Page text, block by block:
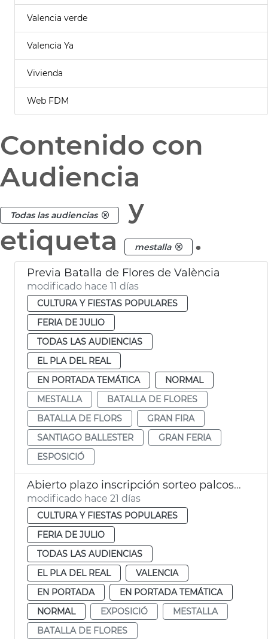
Valencia verde
Valencia Ya
Vivienda
Web FDM
Contenido con
Audiencia
Todas las audiencias
y
etiqueta
mestalla .
Previa Batalla de Flores de València
modificado hace 11 días
CULTURA Y FIESTAS POPULARES
FERIA DE JULIO
TODAS LAS AUDIENCIAS
EL PLA DEL REAL
EN PORTADA TEMÁTICA
NORMAL
MESTALLA
BATALLA DE FLORES
BATALLA DE FLORS
GRAN FIRA
SANTIAGO BALLESTER
GRAN FERIA
ESPOSICIÓ
Abierto plazo inscripción sorteo palcos Batalla de Flores València
modificado hace 21 días
CULTURA Y FIESTAS POPULARES
FERIA DE JULIO
TODAS LAS AUDIENCIAS
EL PLA DEL REAL
VALENCIA
EN PORTADA
EN PORTADA TEMÁTICA
NORMAL
EXPOSICIÓ
MESTALLA
BATALLA DE FLORES